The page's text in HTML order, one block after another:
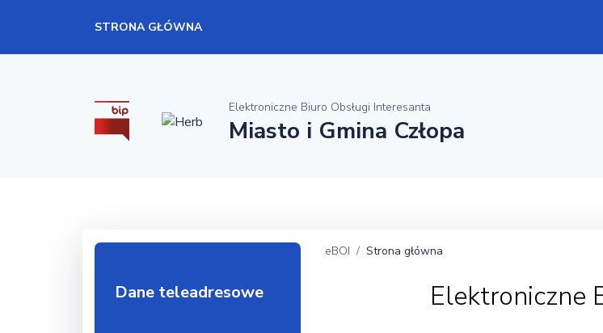
STRONA GŁÓWNA
Elektroniczne Biuro Obsługi Interesanta
Miasto i Gmina Człopa
Dane teleadresowe
eBOI Strona główna
Elektroniczne